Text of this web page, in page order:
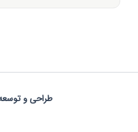
طراحی و